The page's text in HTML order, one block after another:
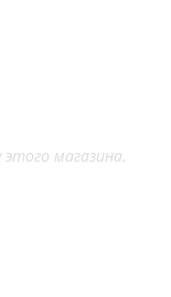
магазина.